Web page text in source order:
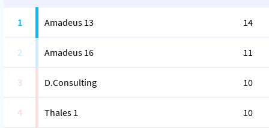
1 Amadeus 13 14
2 Amadeus 16 11
3 D.Consulting 10
4 Thales 1 10